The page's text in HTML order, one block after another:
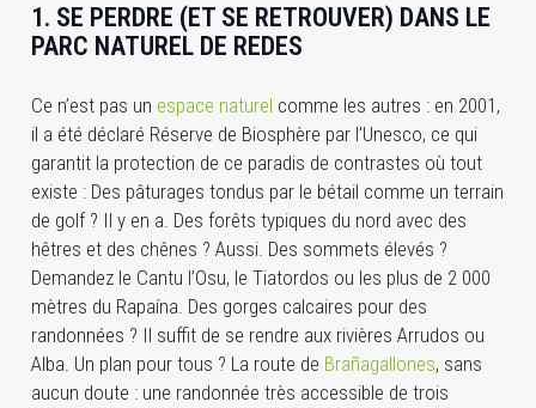
1. SE PERDRE (ET SE RETROUVER) DANS LE
PARC NATUREL DE REDES
Ce n’est pas un espace naturel comme les autres : en 2001,
il a été déclaré Réserve de Biosphère par l’Unesco, ce qui
garantit la protection de ce paradis de contrastes où tout
existe : Des pâturages tondus par le bétail comme un terrain
de golf ? Il y en a. Des forêts typiques du nord avec des
hêtres et des chênes ? Aussi. Des sommets élevés ?
Demandez le Cantu l’Osu, le Tiatordos ou les plus de 2 000
mètres du Rapaína. Des gorges calcaires pour des
randonnées ? Il suffit de se rendre aux rivières Arrudos ou
Alba. Un plan pour tous ? La route de Brañagallones, sans
aucun doute : une randonnée très accessible de trois